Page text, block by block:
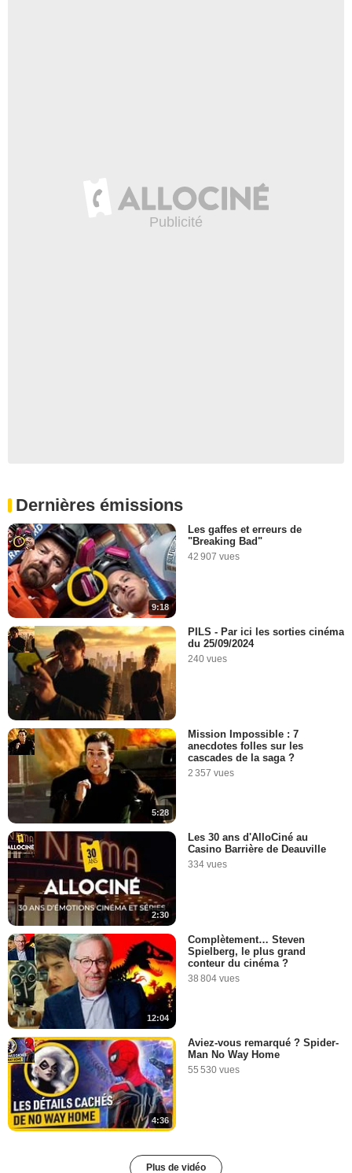
Dernières émissions
9:18
Les gaffes et erreurs de
"Breaking Bad"
42 907 vues
PILS - Par ici les sorties cinéma
du 25/09/2024
240 vues
5:28
Mission Impossible : 7
anecdotes folles sur les
cascades de la saga ?
2 357 vues
2:30
Les 30 ans d'AlloCiné au
Casino Barrière de Deauville
334 vues
12:04
Complètement… Steven
Spielberg, le plus grand
conteur du cinéma ?
38 804 vues
4:36
Aviez-vous remarqué ? Spider-
Man No Way Home
55 530 vues
Plus de vidéo